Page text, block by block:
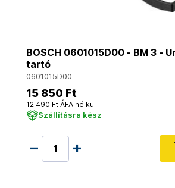
BOSCH 0601015D00 - BM 3 -
tartó
0601015D00
15 850 Ft
12 490 Ft ÁFA nélkül
Szállításra kész